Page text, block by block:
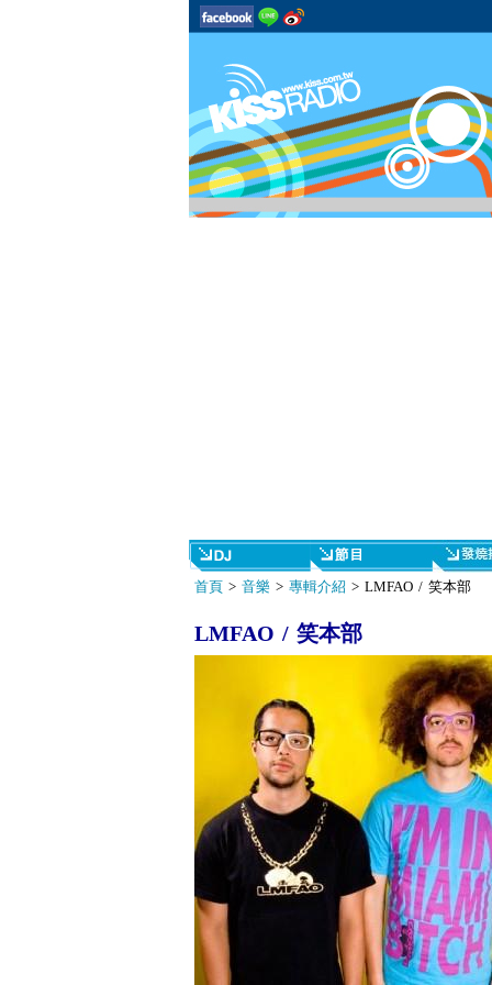
首頁> 音樂> 專輯介紹 > LMFAO / 笑本部
LMFAO / 笑本部